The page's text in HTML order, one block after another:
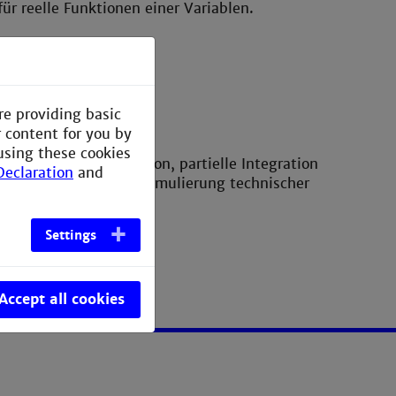
reelle Funktionen einer Variablen.
das Differential.
durch Substitution, partielle Integration
Verfahren, Formulierung technischer
providing basic
for you by
these cookies
and
Settings
all cookies